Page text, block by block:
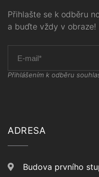
Přihlašte se k odběru
a buďte vždy v obraze!
Přihlášením k odběru
ADRESA
Budova prvního